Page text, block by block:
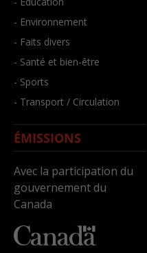
- Environnement
- Faits divers
- Santé et bien-être
- Sports
- Transport / Circulation
ÉMISSIONS
Avec la participation du
gouvernement du
Canada